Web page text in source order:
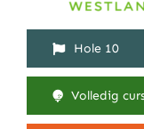
Hole 10
Volledig